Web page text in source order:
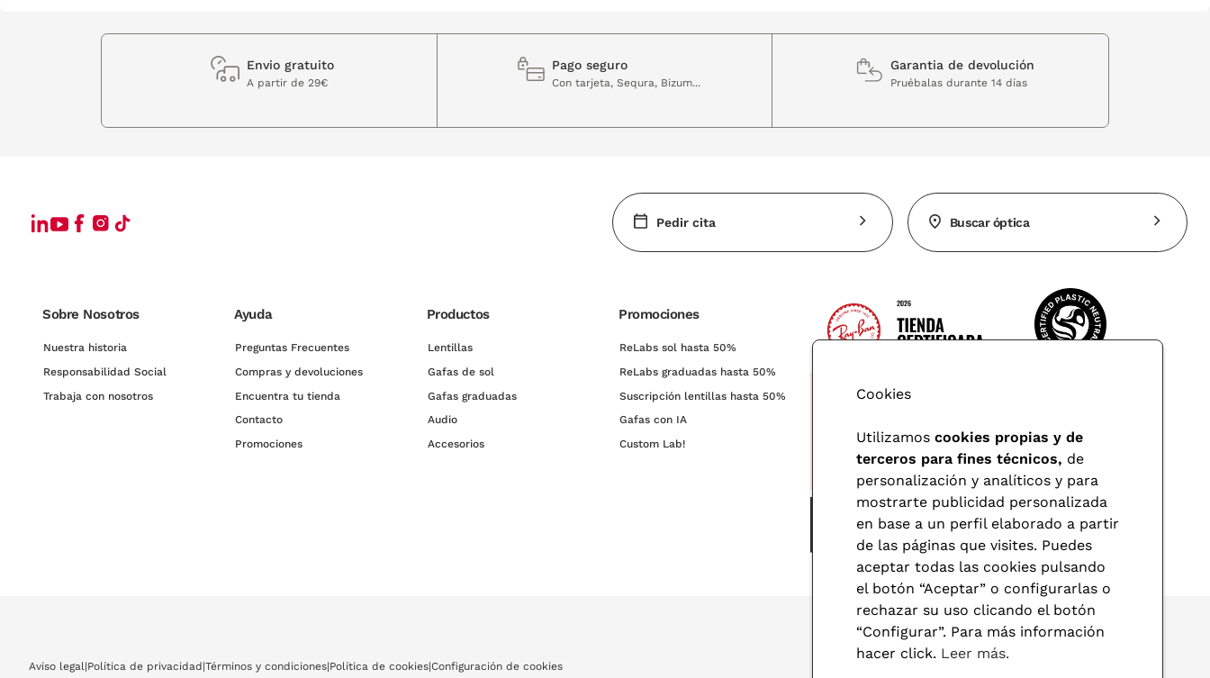
Envio gratuito
A partir de 29€
Pago seguro
Con tarjeta, Sequra, Bizum...
Garantia de devolución
Pruébalas durante 14 días
Pedir cita Buscar óptica
Sobre Nosotros
Nuestra historia
Responsabilidad Social
Trabaja con nosotros
Ayuda
Preguntas Frecuentes
Compras y devoluciones
Encuentra tu tienda
Contacto
Promociones
Productos
Lentillas
Gafas de sol
Gafas graduadas
Audio
Accesorios
Promociones
ReLabs sol hasta 50%
ReLabs graduadas hasta 50%
Suscripción lentillas hasta 50%
Gafas con IA
Custom Lab!
Aviso legal|Política de privacidad |Términos y condiciones|Política de cookies|Configuración de cookies
Cookies
Utilizamos cookies propias y de
terceros para fines técnicos, de
personalización y analíticos y para
mostrarte publicidad personalizada
en base a un perfil elaborado a partir
de las páginas que visites. Puedes
aceptar todas las cookies pulsando
el botón “Aceptar” o configurarlas o
rechazar su uso clicando el botón
“Configurar”. Para más información
hacer click. Leer más.